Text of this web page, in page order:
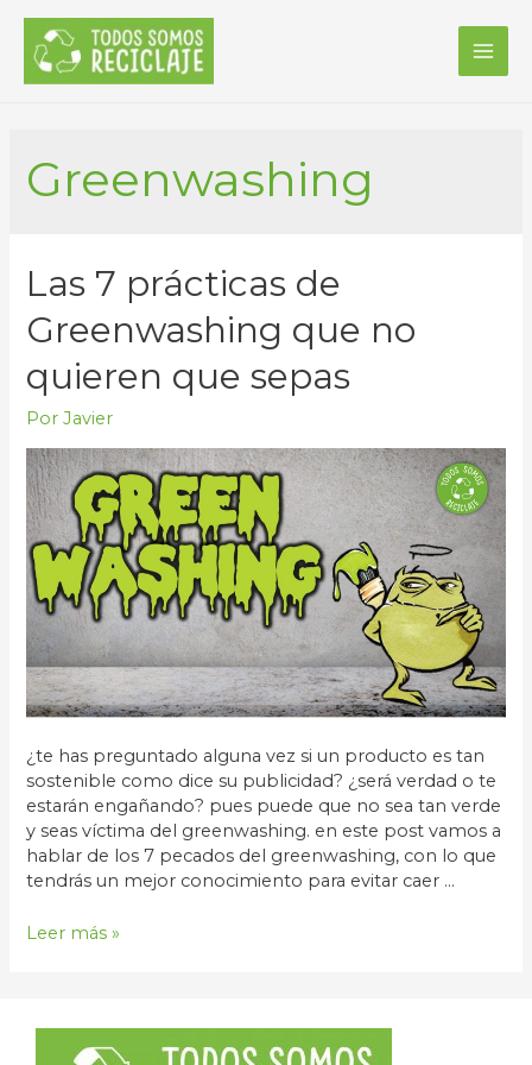
Greenwashing
Las 7 prácticas de
Greenwashing que no
quieren que sepas
PorJavier
¿te has preguntado alguna vez si un producto es tan
sostenible como dice su publicidad? ¿será verdad o te
estarán engañando? pues puede que no sea tan verde
y seas víctima del greenwashing. en este post vamos a
hablar de los 7 pecados del greenwashing, con lo que
tendrás un mejor conocimiento para evitar caer …
Las
Greenwashing
Leer más »